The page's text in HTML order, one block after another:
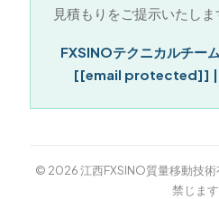
見積もりをご提示いたしま
FXSINOテクニカルチー
[[email protected]] |
© 2026 江西FXSINO質量移動技
禁じます